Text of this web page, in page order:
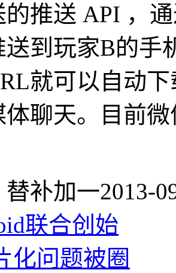
的推送 API ，
送到玩家B的手
就可以自动
体聊天。目前
替补加一2013-